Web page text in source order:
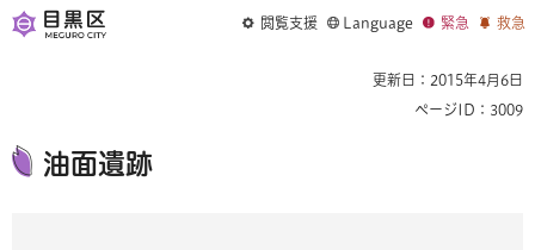
閲覧支援 Language 緊急 救急
更新日：2015年4月6日
ページID：3009
油面遺跡